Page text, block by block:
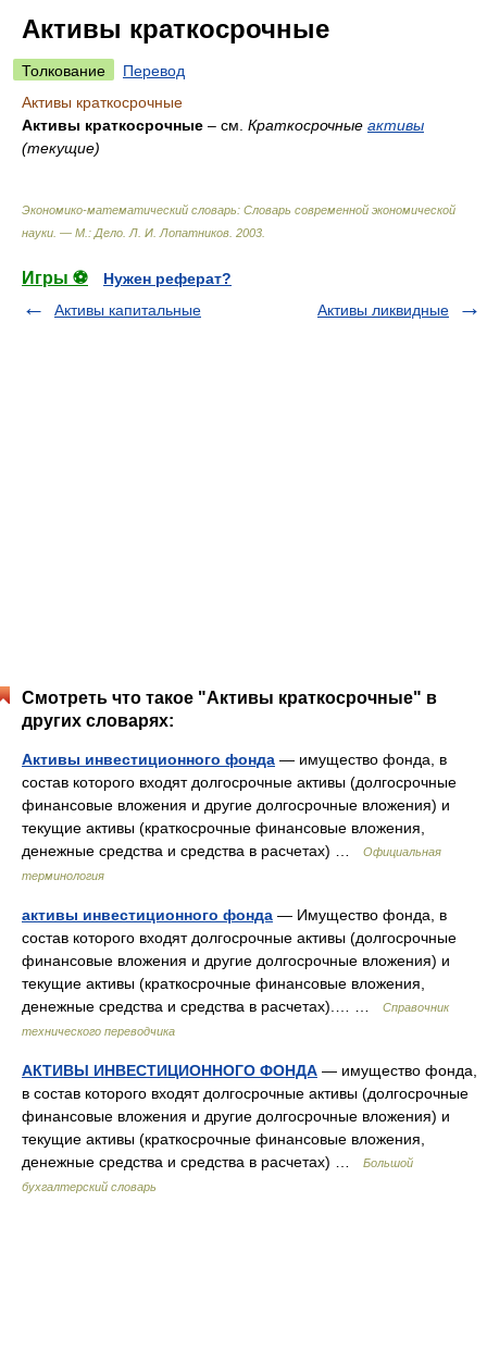
Активы краткосрочные
Толкование
Перевод
Активы краткосрочные
Активы краткосрочные – см. Краткосрочные активы
(текущие)
Экономико-математический словарь: Словарь современной экономической
науки. — М.: Дело Л. И. Лопатников 2003
Игры ⚽
Нужен реферат?
Активы капитальные
Активы ликвидные
Смотреть что такое "Активы краткосрочные" в
других словарях:
Активы инвестиционного фонда — имущество фонда, в
состав которого входят долгосрочные активы (долгосрочные
финансовые вложения и другие долгосрочные вложения) и
текущие активы (краткосрочные финансовые вложения,
денежные средства и средства в расчетах) …
Официальная
терминология
активы инвестиционного фонда — Имущество фонда, в
состав которого входят долгосрочные активы (долгосрочные
финансовые вложения и другие долгосрочные вложения) и
текущие активы (краткосрочные финансовые вложения,
денежные средства и средства в расчетах).… …
Справочник
технического переводчика
АКТИВЫ ИНВЕСТИЦИОННОГО ФОНДА — имущество фонда,
в состав которого входят долгосрочные активы (долгосрочные
финансовые вложения и другие долгосрочные вложения) и
текущие активы (краткосрочные финансовые вложения,
денежные средства и средства в расчетах) …
Большой
бухгалтерский словарь